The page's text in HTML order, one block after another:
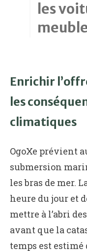
les
Enrichir
les
climatiques
OgoXe prévient
submersion
les bras de mer.
heure du jour et
mettre à l’abri
avant que la
temps est estimé